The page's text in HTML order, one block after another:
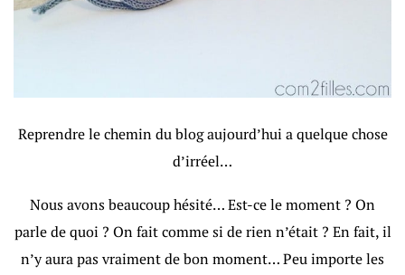
Reprendre le chemin du blog aujourd’hui a quelque chose
d’irréel…
Nous avons beaucoup hésité… Est-ce le moment ? On
parle de quoi ? On fait comme si de rien n’était ? En fait, il
n’y aura pas vraiment de bon moment… Peu importe les